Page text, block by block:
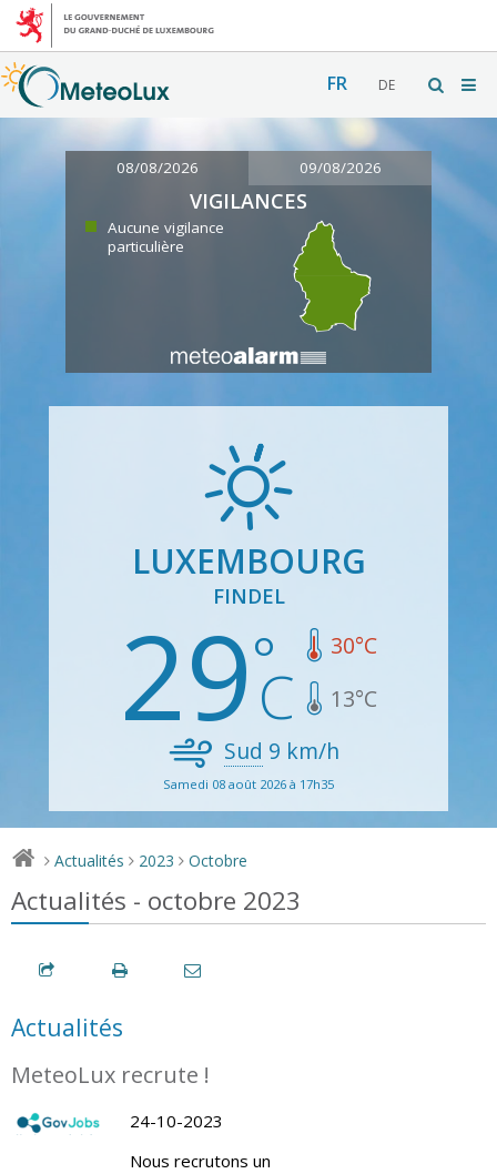
FR DE
08/08/2026 09/08/2026
VIGILANCES
Aucune vigilance
particulière
LUXEMBOURG
FINDEL
29 30°C
13°C
Sud 9 km/h
Samedi 08 août 2026 à 17h35
> Actualités > 2023 > Octobre
Actualités - octobre 2023
Actualités
MeteoLux recrute !
24-10-2023
Nous recrutons un